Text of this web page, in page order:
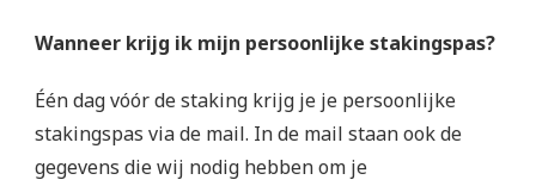
Wanneer krijg ik mijn persoonlijke stakingspas?
Één dag vóór de staking krijg je je persoonlijke
stakingspas via de mail. In de mail staan ook de
gegevens die wij nodig hebben om je